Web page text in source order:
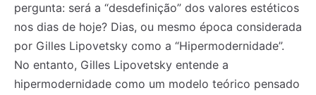
pergunta: será a “desdefinição” dos valores estéticos
nos dias de hoje? Dias, ou mesmo época considerada
por Gilles Lipovetsky como a “Hipermodernidade”.
No entanto, Gilles Lipovetsky entende a
hipermodernidade como um modelo teórico pensado